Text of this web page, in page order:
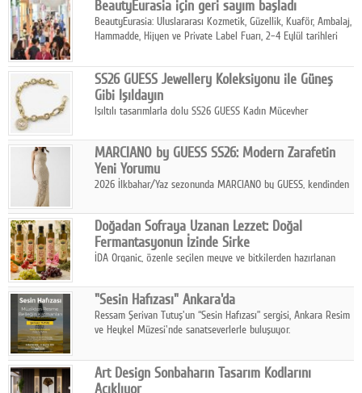
BeautyEurasia için geri sayım başladı
BeautyEurasia: Uluslararası Kozmetik, Güzellik, Kuaför, Ambalaj,
Hammadde, Hijyen ve Private Label Fuarı, 2–4 Eylül tarihleri
SS26 GUESS Jewellery Koleksiyonu ile Güneş
Gibi Işıldayın
Işıltılı tasarımlarla dolu SS26 GUESS Kadın Mücevher
dokunuşunu taşıyor.
MARCIANO by GUESS SS26: Modern Zarafetin
Yeni Yorumu
2026 İlkbahar/Yaz sezonunda MARCIANO by GUESS, kendinden
Doğadan Sofraya Uzanan Lezzet: Doğal
Fermantasyonun İzinde Sirke
İDA Organic, özenle seçilen meyve ve bitkilerden hazırlanan
sofralarına taşıyor.
"Sesin Hafızası" Ankara'da
Ressam Şerivan Tutuş'un “Sesin Hafızası” sergisi, Ankara Resim
ve Heykel Müzesi'nde sanatseverlerle buluşuyor.
Art Design Sonbaharın Tasarım Kodlarını
Açıklıyor